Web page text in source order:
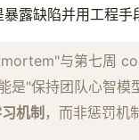
露缺陷并用工程手
与第七周
是"保持团队心智
机制 ，而非惩罚机